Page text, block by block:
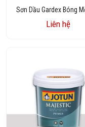
Sơn Dầu Gardex Bóng
Liên hệ